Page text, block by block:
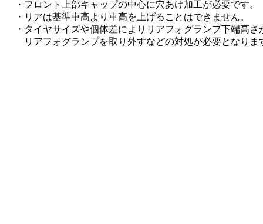
フロント上部キャップの中心に穴あけ加工が必要です。
リアは基準車高より車高を上げることはできません。
タイヤサイズや個体差によりリアフォグランプ下端高さ
リアフォグランプを取り外すなどの対処が必要となりま